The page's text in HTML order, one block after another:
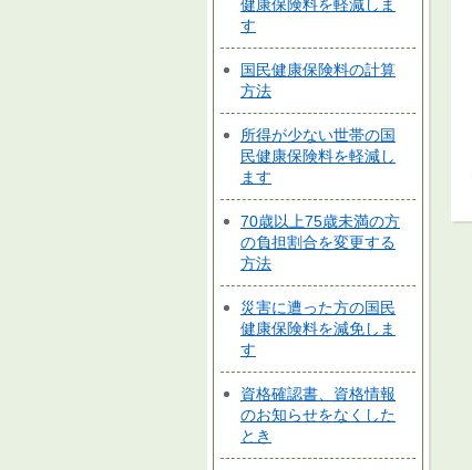
健康保険料を軽減しま
す
国民健康保険料の計算
方法
所得が少ない世帯の国
民健康保険料を軽減し
ます
70歳以上75歳未満の方
の負担割合を変更する
方法
災害に遭った方の国民
健康保険料を減免しま
す
資格確認書、資格情報
のお知らせをなくした
とき